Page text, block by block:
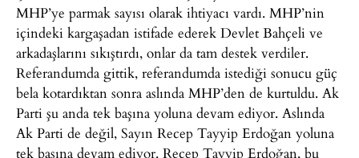
MHP’ye parmak sayısı olarak ihtiyacı vardı. MHP’nin
içindeki kargaşadan istifade ederek Devlet Bahçeli ve
arkadaşlarını sıkıştırdı, onlar da tam destek verdiler.
Referandumda gittik, referandumda istediği sonucu güç
bela kotardıktan sonra aslında MHP’den de kurtuldu. Ak
Parti şu anda tek başına yoluna devam ediyor. Aslında
Ak Parti de değil, Sayın Recep Tayyip Erdoğan yoluna
tek başına devam ediyor. Recep Tayyip Erdoğan, bu